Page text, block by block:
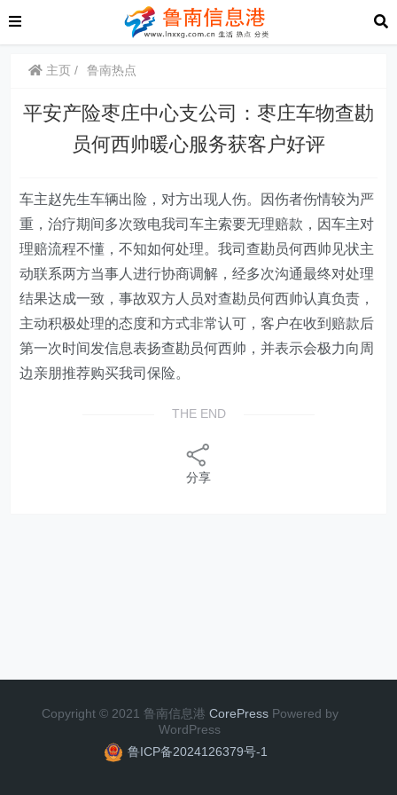
主页 鲁南热点
平安产险枣庄中心支公司：枣庄车物查勘
员何西帅暖心服务获客户好评
车主赵先生车辆出险，对方出现人伤。因伤者伤情较为严
重，治疗期间多次致电我司车主索要无理赔款，因车主对
理赔流程不懂，不知如何处理。我司查勘员何西帅见状主
动联系两方当事人进行协商调解，经多次沟通最终对处理
结果达成一致，事故双方人员对查勘员何西帅认真负责，
主动积极处理的态度和方式非常认可，客户在收到赔款后
第一次时间发信息表扬查勘员何西帅，并表示会极力向周
边亲朋推荐购买我司保险。
THE END
分享
Copyright © 2021 鲁南信息港 CorePress Powered by
WordPress
鲁ICP备2024126379号-1